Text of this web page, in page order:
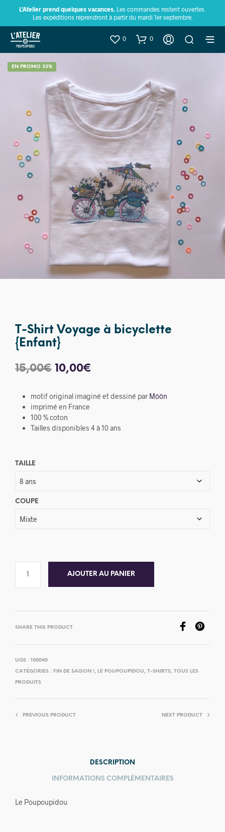
L’Atelier prend quelques vacances. Les commandes restent ouvertes.
Les expéditions reprendront à partir du mardi 1er septembre.
0 0
EN PROMO 33%
T-Shirt Voyage à bicyclette
{Enfant}
15,00€ Le
initial
était :
15,00€.
10,00€
actuel
10,00€.
motif original imaginé et dessiné par Möön
imprimé en France
100 % coton
Tailles disponibles 4 à 10 ans
TAILLE
COUPE
AJOUTER AU PANIER
SHARE THIS PRODUCT
UGS : 100045
CATÉGORIES : FIN DE SAISON !, LE POUPOUPIDOU, T-SHIRTS, TOUS LES
PRODUITS
PREVIOUS PRODUCT NEXT PRODUCT
DESCRIPTION
INFORMATIONS COMPLÉMENTAIRES
Le Poupoupidou